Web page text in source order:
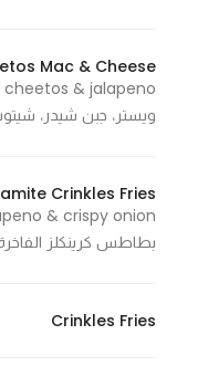
Mac & Cheese
ويستر، جبن شيدر،
Crinkles Fries
بطاطس كرينكلز
Crinkles Fries